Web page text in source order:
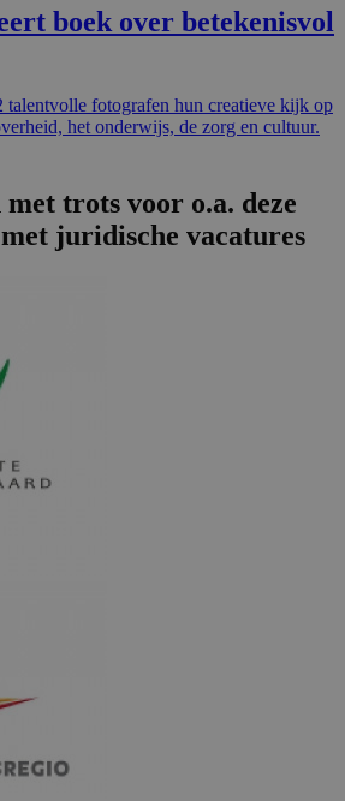
boek over betekenisvol
talentvolle fotografen hun creatieve kijk op
het onderwijs, de zorg en cultuur.
trots voor o.a. deze
juridische vacatures